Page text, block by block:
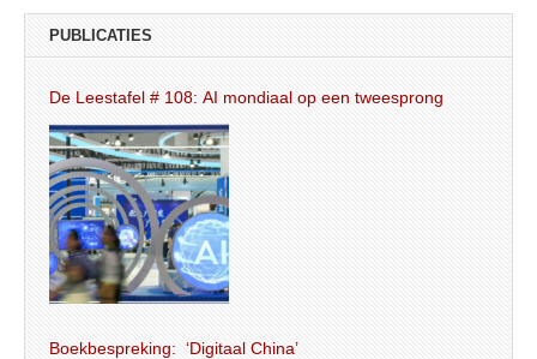
PUBLICATIES
De Leestafel # 108: AI mondiaal op een tweesprong
Boekbespreking: ‘Digitaal China’